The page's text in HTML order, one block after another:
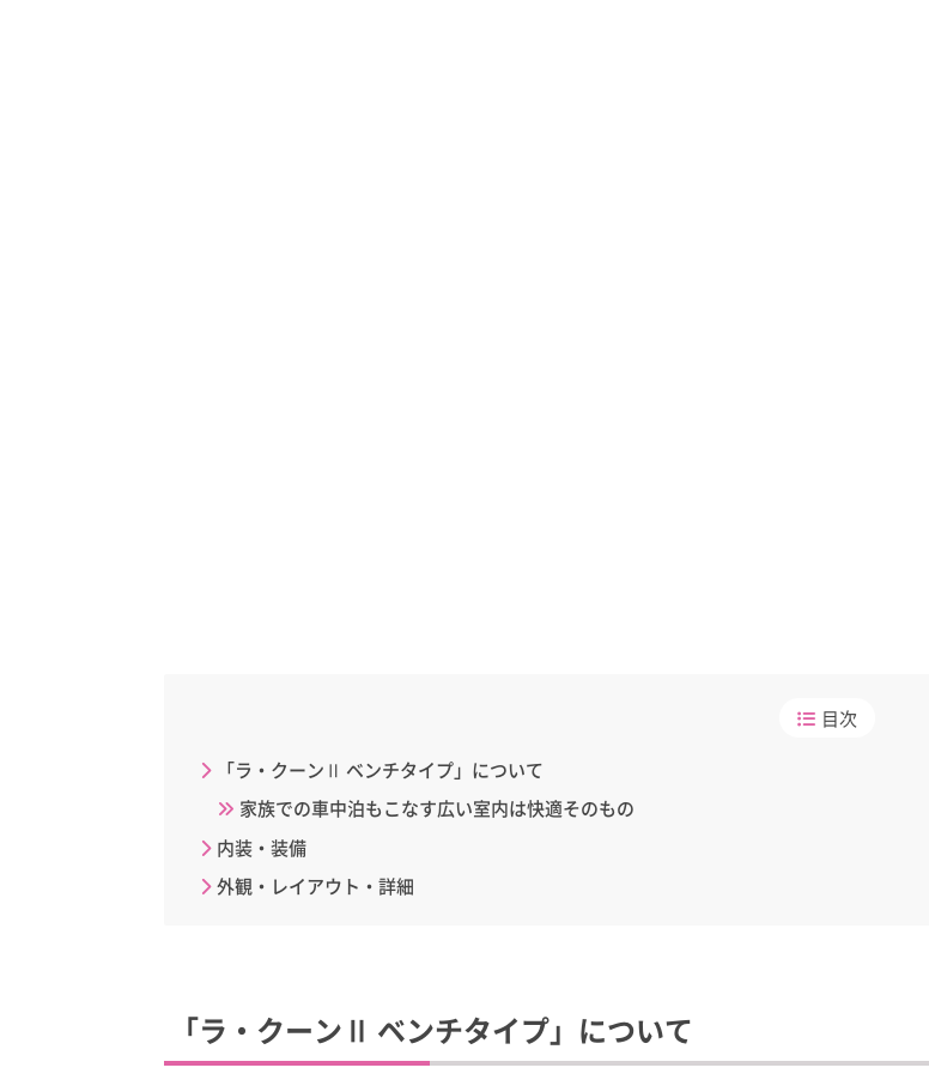
目次
「ラ・クーンⅡ ベンチタイプ」について
家族での車中泊もこなす広い室内は快適そのもの
内装・装備
外観・レイアウト・詳細
「ラ・クーンⅡ ベンチタイプ」について